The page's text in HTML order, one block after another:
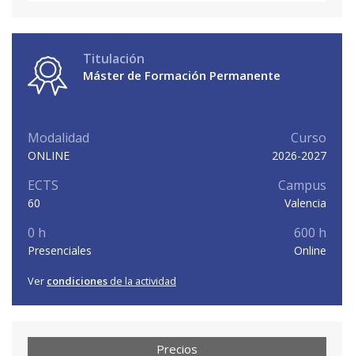
Titulación
Máster de Formación Permanente
Modalidad
ONLINE
Curso
2026-2027
ECTS
60
Campus
Valencia
0 h
Presenciales
600 h
Online
Ver condiciones de la actividad
Precios